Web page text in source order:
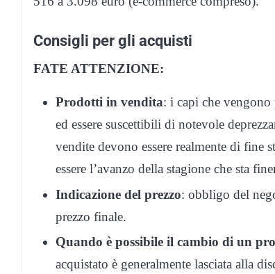
Consigli per gli acquisti
FATE ATTENZIONE:
Prodotti in vendita: i capi che vengono
ed essere suscettibili di notevole
vendite devono essere realmente di fine
essere l’avanzo della stagione che sta
Indicazione del prezzo: obbligo del
prezzo finale.
Quando è possibile il cambio di un
acquistato è generalmente lasciata alla